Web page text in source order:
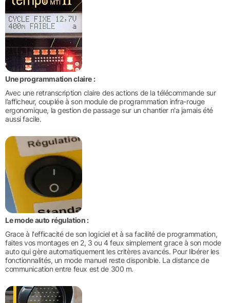
Une programmation claire :
Avec une retranscription claire des actions de la télécommande sur
l’afficheur, couplée à son module de programmation infra-rouge
ergonomique, la gestion de passage sur un chantier n'a jamais été
aussi facile.
Le mode auto régulation :
Grace à l'efficacité de son logiciel et à sa facilité de programmation,
faites vos montages en 2, 3 ou 4 feux simplement grace à son mode
auto qui gère automatiquement les critères avancés. Pour libérer les
fonctionnalités, un mode manuel reste disponible. La distance de
communication entre feux est de 300 m.